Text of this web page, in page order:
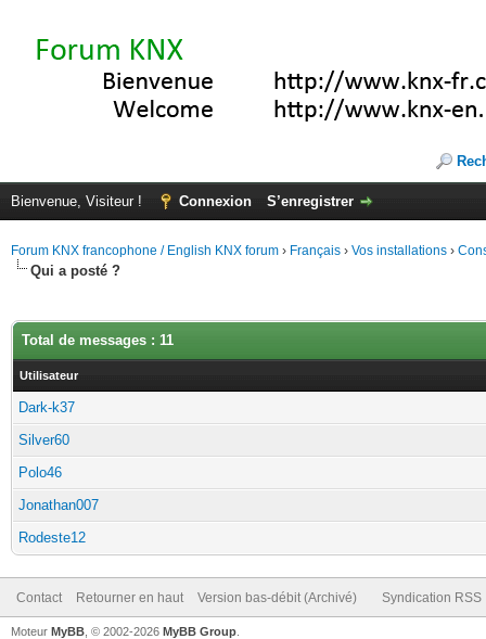
Bienvenue, Visiteur ! Connexion S’enregistrer
Forum KNX francophone / English KNX forum › Français › Vos installations ›
Qui a posté ?
Total de messages : 11
Utilisateur
Dark-k37
Silver60
Polo46
Jonathan007
Rodeste12
Contact Retourner en haut Version bas-débit (Archivé) Syndication RSS
Moteur MyBB , © 2002-2026 MyBB Group